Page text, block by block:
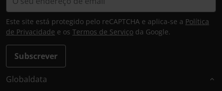
Subscrever
Este site está protegido pelo reCAPTCHA e aplica-se a Política
de Privacidade e os Termos de Serviço da Google.
Globaldata